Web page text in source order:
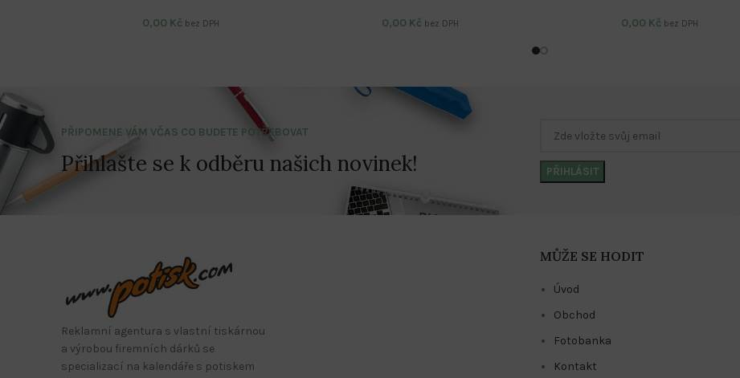
0,00 Kč bez DPH 0,00 Kč bez DPH 0,00 Kč bez DPH
PŘIPOMENE VÁM VČAS CO BUDETE POTŘEBOVAT
Přihlašte se k odběru našich novinek!
Reklamní agentura s vlastní tiskárnou
a výrobou firemních dárků se
specializací na kalendáře s potiskem
MŮŽE SE HODIT
Úvod
Obchod
Fotobanka
Kontakt